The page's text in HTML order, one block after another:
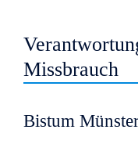
Missbrauch
Bistum